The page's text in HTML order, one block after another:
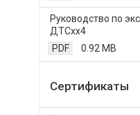
Руководство по
ДТСхх4
PDF
0.92 MB
Сертификаты